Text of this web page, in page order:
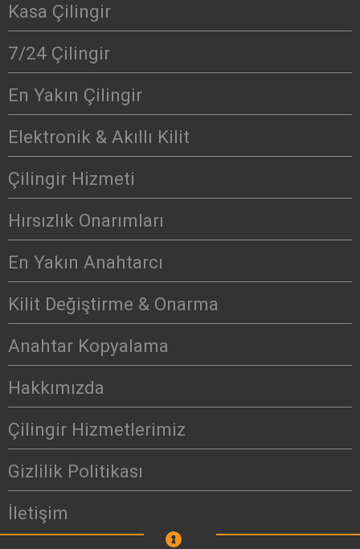
Kasa Çilingir
7/24 Çilingir
En Yakın Çilingir
Elektronik & Akıllı Kilit
Çilingir Hizmeti
Hırsızlık Onarımları
En Yakın Anahtarcı
Kilit Değiştirme & Onarma
Anahtar Kopyalama
Hakkımızda
Çilingir Hizmetlerimiz
Gizlilik Politikası
İletişim